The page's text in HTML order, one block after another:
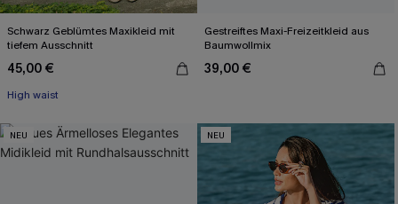
Schwarz Geblümtes Maxikleid mit
tiefem Ausschnitt
45,00 €
High waist
Gestreiftes Maxi-Freizeitkleid aus
Baumwollmix
39,00 €
NEU NEU